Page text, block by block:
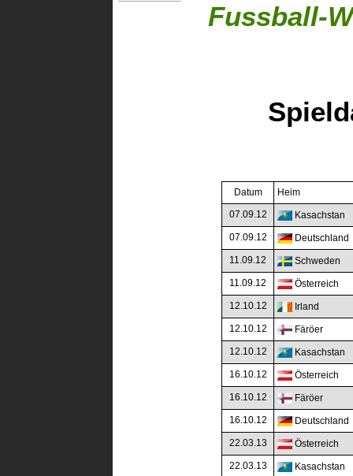
Fussball-
Datum
Heim
07.09.12
Kasachstan
07.09.12
Deutschland
11.09.12
Schweden
11.09.12
Österreich
12.10.12
Irland
12.10.12
Färöer
12.10.12
Kasachstan
16.10.12
Österreich
16.10.12
Färöer
16.10.12
Deutschland
22.03.13
Österreich
22.03.13
Kasachstan